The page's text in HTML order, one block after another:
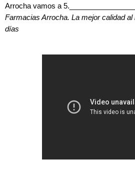
Arrocha vamos a
Farmacias Arrocha. La mejor calidad
días